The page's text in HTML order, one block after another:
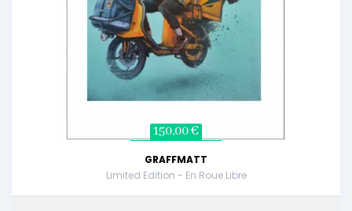
150,00 €
GRAFFMATT
Limited Edition - En Roue Libre